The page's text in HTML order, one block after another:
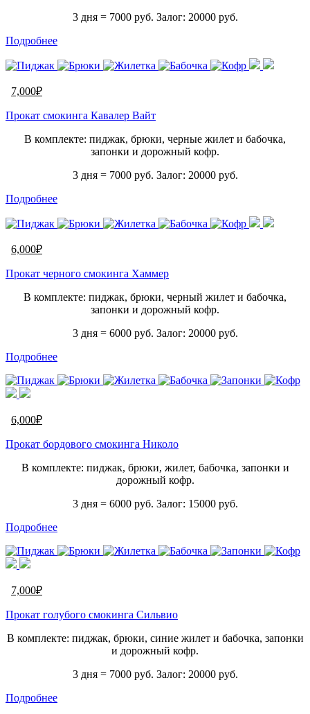
3 дня = 7000 руб. Залог: 20000 руб.
Подробнее
7,000₽
Прокат смокинга Кавалер Вайт
В комплекте: пиджак, брюки, черные жилет и бабочка,
запонки и дорожный кофр.
3 дня = 7000 руб. Залог: 20000 руб.
Подробнее
6,000₽
Прокат черного смокинга Хаммер
В комплекте: пиджак, брюки, черный жилет и бабочка,
запонки и дорожный кофр.
3 дня = 6000 руб. Залог: 20000 руб.
Подробнее
6,000₽
Прокат бордового смокинга Николо
В комплекте: пиджак, брюки, жилет, бабочка, запонки и
дорожный кофр.
3 дня = 6000 руб. Залог: 15000 руб.
Подробнее
7,000₽
Прокат голубого смокинга Сильвио
В комплекте: пиджак, брюки, синие жилет и бабочка, запонки
и дорожный кофр.
3 дня = 7000 руб. Залог: 20000 руб.
Подробнее